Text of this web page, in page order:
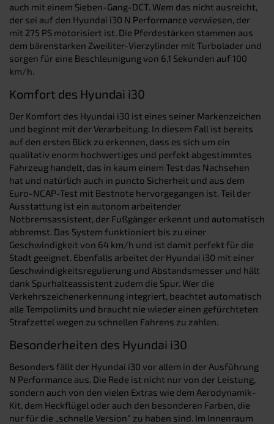
auch mit einem Sieben-Gang-DCT. Wem das nicht ausreicht,
der sei auf den Hyundai i30 N Performance verwiesen, der
mit 275 PS motorisiert ist. Die Pferdestärken stammen aus
dem bärenstarken Zweiliter-Vierzylinder mit Turbolader und
sorgen für eine Beschleunigung von 6,1 Sekunden auf 100
km/h.
Komfort des Hyundai i30
Der Komfort des Hyundai i30 ist eines seiner Markenzeichen
und beginnt mit der Verarbeitung. In diesem Fall ist bereits
auf den ersten Blick zu erkennen, dass es sich um ein
qualitativ enorm hochwertiges und perfekt abgestimmtes
Fahrzeug handelt, das in kaum einem Test das Nachsehen
hat und natürlich auch in puncto Sicherheit und aus dem
Euro-NCAP-Test mit Bestnote hervorgegangen ist. Teil der
Ausstattung ist ein autonom arbeitender
Notbremsassistent, der Fußgänger erkennt und automatisch
abbremst. Das System funktioniert bis zu einer
Geschwindigkeit von 64 km/h und ist damit perfekt für die
Stadt geeignet. Ebenfalls arbeitet der Hyundai i30 mit einer
Geschwindigkeitsregulierung und Abstandsmesser und hält
dank Spurhalteassistent zudem die Spur. Wer die
Verkehrszeichenerkennung integriert, beachtet automatisch
alle Tempolimits und braucht nie wieder einen gefürchteten
Strafzettel wegen zu schnellen Fahrens zu zahlen.
Besonderheiten des Hyundai i30
Besonders fällt der Hyundai i30 vor allem in der Ausführung
N Performance aus. Die Rede ist nicht nur von der Leistung,
sondern auch von den vielen Extras wie dem Aerodynamik-
Kit, dem Heckflügel oder auch den besonderen Farben, die
nur für die „schnelle Version“ zu haben sind. Im Innenraum